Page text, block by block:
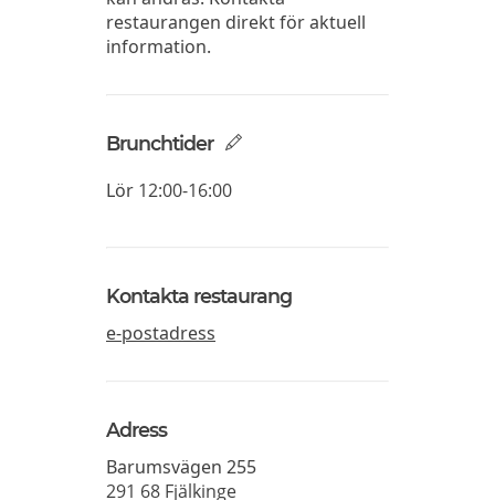
restaurangen direkt för aktuell
information.
Brunchtider
Lör 12:00-16:00
Kontakta restaurang
e-postadress
Adress
Barumsvägen 255
291 68 Fjälkinge